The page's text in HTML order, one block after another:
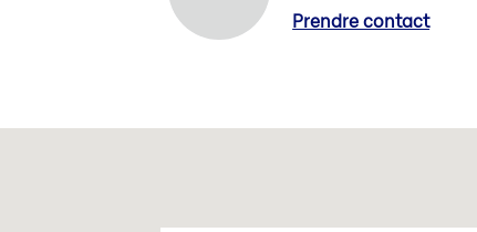
Prendre contact